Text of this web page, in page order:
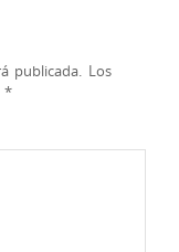
publicada. Los
*